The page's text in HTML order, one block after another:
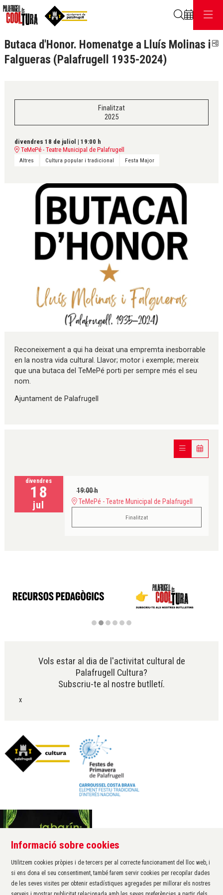
Butaca d'Honor. Homenatge a Lluís Molinas i
Falgueras (Palafrugell 1935-2024)
Finalitzat
2025
divendres 18 de juliol | 19:00 h
TeMePé - Teatre Municipal de Palafrugell
Altres Cultura popular i tradicional Festa Major
Reconeixement a qui ha deixat una empremta inesborrable
en la nostra vida cultural. Llavor; motor i exemple; mereix
que una butaca del TeMePé porti per sempre més el seu
nom.
Ajuntament de Palafrugell
divendres
18
jul
19:00 h
TeMePé - Teatre Municipal de Palafrugell
Finalitzat
Vols estar al dia de l'activitat cultural de
Palafrugell Cultura?
Subscriu-te al nostre butlletí.
x
Àrea de cultura de l'Ajuntament de Palafrugell
Carrer Santa Margarida, 1
17200 Palafrugell
972 611 172 ·
cultura@palafrugell.cat
Informació sobre cookies
Utilitzem cookies pròpies i de tercers per al correcte funcionament del lloc web, i
si ens dona el seu consentiment, també farem servir cookies per recopilar dades
de les seves visites per obtenir estadístiques agregades per millorar els nostres